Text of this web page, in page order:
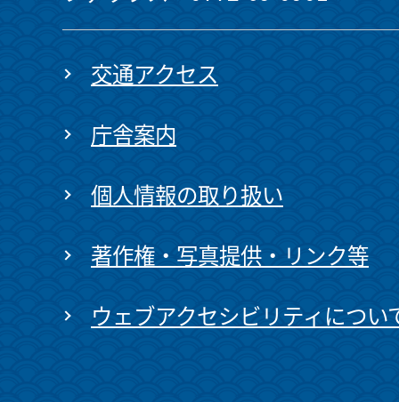
交通アクセス
庁舎案内
個人情報の取り扱い
著作権・写真提供・リンク等
ウェブアクセシビリティについ